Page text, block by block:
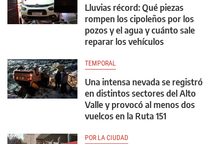
Lluvias récord: Qué piezas
rompen los cipoleños por los
pozos y el agua y cuánto sale
reparar los vehículos
TEMPORAL
Una intensa nevada se registró
en distintos sectores del Alto
Valle y provocó al menos dos
vuelcos en la Ruta 151
POR LA CIUDAD